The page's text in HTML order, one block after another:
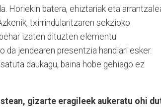
Horiekin batera, ehiztariak eta
txirrindularitzaren sekzioko
izaten dituzten elementu
da jendearen presentzia handiari esker.
daukagu, baina hobe gehiago ez
gizarte eragileek aukeratu ohi